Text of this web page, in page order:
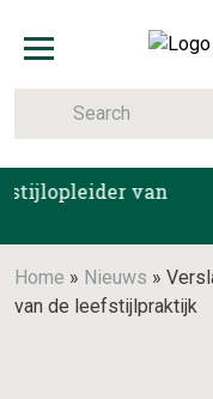
van
Home » Nieuws »
van de leefstijlpraktijk